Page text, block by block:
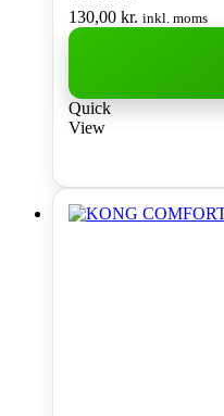
130,00 kr. inkl. moms
Quick
View